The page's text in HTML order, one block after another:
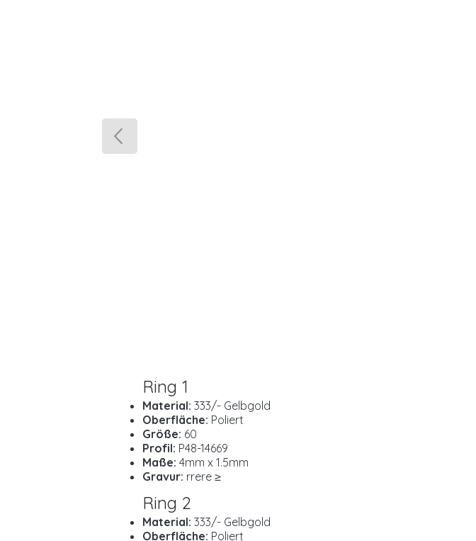
Ring 1
Material: 333/- Gelbgold
Oberfläche: Poliert
Größe: 60
Profil: P48-14669
Maße: 4mm x 1.5mm
Gravur: rrere ≥
Ring 2
Material: 333/- Gelbgold
Oberfläche: Poliert